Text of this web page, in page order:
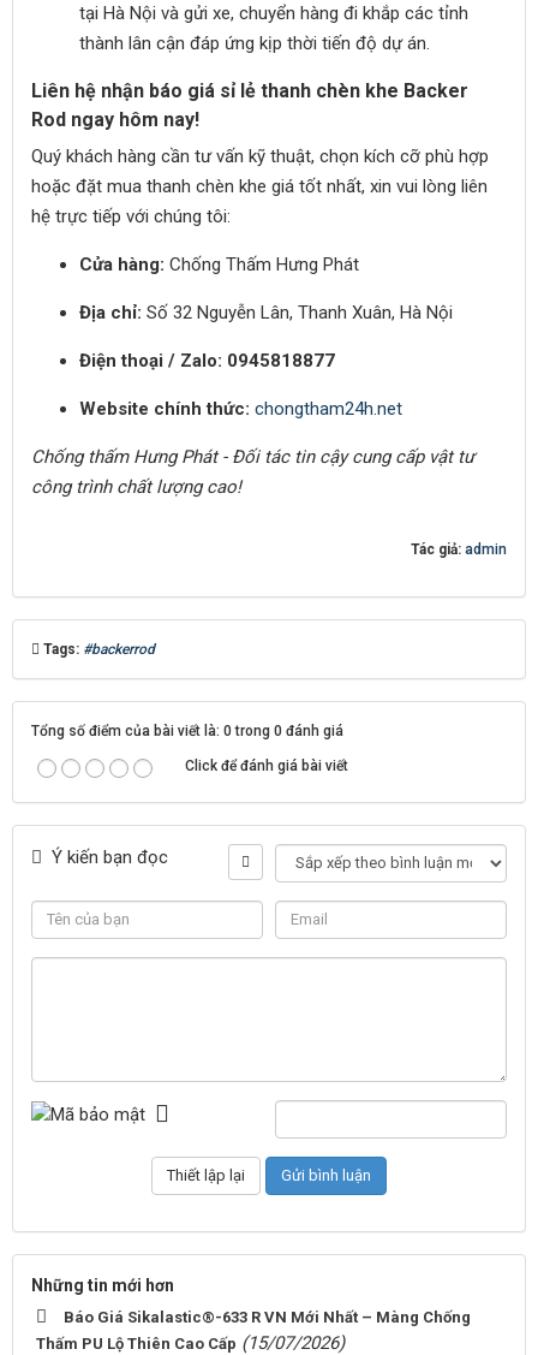
tại Hà Nội và gửi xe, chuyển hàng đi khắp các tỉnh
thành lân cận đáp ứng kịp thời tiến độ dự án.
Liên hệ nhận báo giá sỉ lẻ thanh chèn khe Backer
Rod ngay hôm nay!
Quý khách hàng cần tư vấn kỹ thuật, chọn kích cỡ phù hợp
hoặc đặt mua thanh chèn khe giá tốt nhất, xin vui lòng liên
hệ trực tiếp với chúng tôi:
Cửa hàng: Chống Thấm Hưng Phát
Địa chỉ: Số 32 Nguyễn Lân, Thanh Xuân, Hà Nội
Điện thoại / Zalo: 0945818877
Website chính thức: chongtham24h.net
Chống thấm Hưng Phát - Đối tác tin cậy cung cấp vật tư
công trình chất lượng cao!
Tác giả: admin
Tags: #backerrod
Tổng số điểm của bài viết là: 0 trong 0 đánh giá
Click để đánh giá bài viết
Ý kiến bạn đọc
Những tin mới hơn
Báo Giá Sikalastic®-633 R VN Mới Nhất – Màng Chống
Thấm PU Lộ Thiên Cao Cấp (15/07/2026)